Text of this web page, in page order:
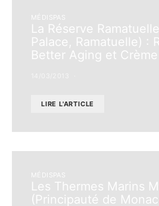
MÉDISPAS
La Réserve
Palace, Ramatuelle) :
Better Aging et
LIRE L'ARTICLE
MÉDISPAS
Les Thermes Marins
(Principauté de